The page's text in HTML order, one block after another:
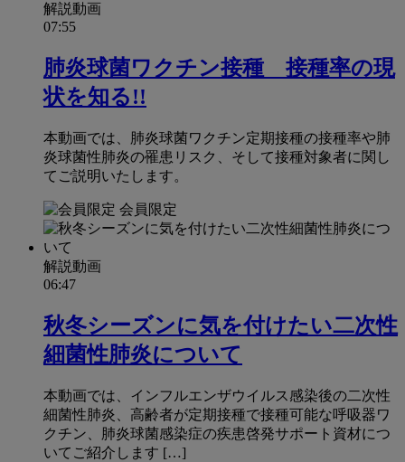
解説動画
07:55
肺炎球菌ワクチン接種 接種率の現
状を知る!!
本動画では、肺炎球菌ワクチン定期接種の接種率や肺
炎球菌性肺炎の罹患リスク、そして接種対象者に関し
てご説明いたします。
会員限定
解説動画
06:47
秋冬シーズンに気を付けたい二次性
細菌性肺炎について
本動画では、インフルエンザウイルス感染後の二次性
細菌性肺炎、高齢者が定期接種で接種可能な呼吸器ワ
クチン、肺炎球菌感染症の疾患啓発サポート資材につ
いてご紹介します […]